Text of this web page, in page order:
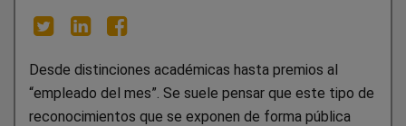
Desde distinciones académicas hasta premios al
“empleado del mes”. Se suele pensar que este tipo de
reconocimientos que se exponen de forma pública